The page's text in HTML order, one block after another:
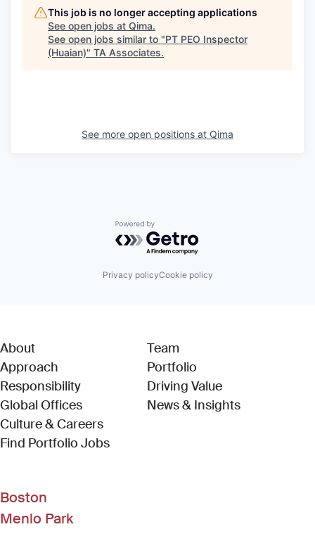
This job is no longer accepting applications
See open jobs at Qima.
See open jobs similar to "PT PEO Inspector
(Huaian)" TA Associates.
See more open positions at Qima
Powered by Getro.com
Privacy policyCookie policy
About
Approach
Responsibility
Global Offices
Culture & Careers
Find Portfolio Jobs(Link opens in new window)
Team
Portfolio
Driving Value
News & Insights
Boston
Menlo Park